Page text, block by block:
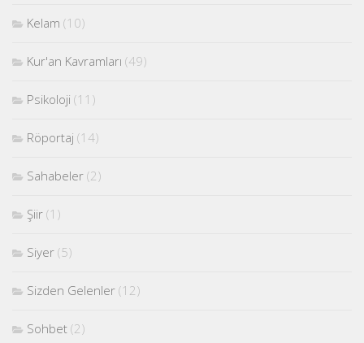
Kelam (10)
Kur'an Kavramları (49)
Psikoloji (11)
Röportaj (14)
Sahabeler (2)
Şiir (1)
Siyer (5)
Sizden Gelenler (12)
Sohbet (2)